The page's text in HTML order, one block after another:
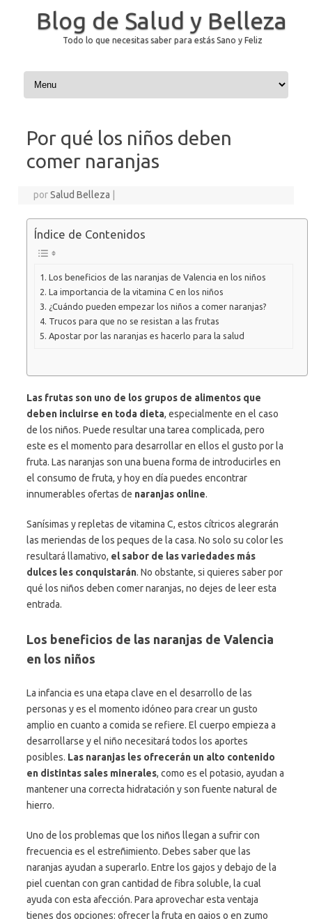
Blog de Salud y Belleza
Todo lo que necesitas saber para estás Sano y Feliz
Saltar al contenido
Por qué los niños deben
comer naranjas
porSalud Belleza
Índice de Contenidos
Los beneficios de las naranjas de Valencia en los niños
La importancia de la vitamina C en los niños
¿Cuándo pueden empezar los niños a comer naranjas?
Trucos para que no se resistan a las frutas
Apostar por las naranjas es hacerlo para la salud
Las frutas son uno de los grupos de alimentos que
deben incluirse en toda dieta, especialmente en el caso
de los niños. Puede resultar una tarea complicada, pero
este es el momento para desarrollar en ellos el gusto por la
fruta. Las naranjas son una buena forma de introducirles en
el consumo de fruta, y hoy en día puedes encontrar
innumerables ofertas de naranjas online.
Sanísimas y repletas de vitamina C, estos cítricos alegrarán
las meriendas de los peques de la casa. No solo su color les
resultará llamativo, el sabor de las variedades más
dulces les conquistarán. No obstante, si quieres saber por
qué los niños deben comer naranjas, no dejes de leer esta
entrada.
Los beneficios de las naranjas de Valencia
en los niños
La infancia es una etapa clave en el desarrollo de las
personas y es el momento idóneo para crear un gusto
amplio en cuanto a comida se refiere. El cuerpo empieza a
desarrollarse y el niño necesitará todos los aportes
posibles. Las naranjas les ofrecerán un alto contenido
en distintas sales minerales, como es el potasio, ayudan a
mantener una correcta hidratación y son fuente natural de
hierro.
Uno de los problemas que los niños llegan a sufrir con
frecuencia es el estreñimiento. Debes saber que las
naranjas ayudan a superarlo. Entre los gajos y debajo de la
piel cuentan con gran cantidad de fibra soluble, la cual
ayuda con esta afección. Para aprovechar esta ventaja
tienes dos opciones: ofrecer la fruta en gajos o en zumo